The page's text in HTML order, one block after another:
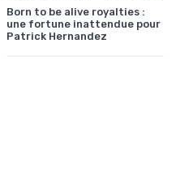
Born to be alive royalties :
une fortune inattendue pour
Patrick Hernandez